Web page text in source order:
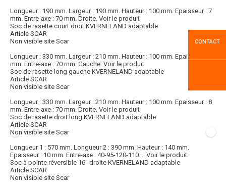
Longueur : 190 mm. Largeur : 190 mm. Hauteur : 100 mm. Epaisseur : 7
mm. Entre-axe : 70 mm. Droite. Voir le produit
Soc de rasette court droit KVERNELAND adaptable
Article SCAR
Non visible site Scar
Longueur : 330 mm. Largeur : 210 mm. Hauteur : 100 mm. Epaisseur : 8
mm. Entre-axe : 70 mm. Gauche. Voir le produit
Soc de rasette long gauche KVERNELAND adaptable
Article SCAR
Non visible site Scar
Longueur : 330 mm. Largeur : 210 mm. Hauteur : 100 mm. Epaisseur : 8
mm. Entre-axe : 70 mm. Droite. Voir le produit
Soc de rasette droit long KVERNELAND adaptable
Article SCAR
Non visible site Scar
Longueur 1 : 570 mm. Longueur 2 : 390 mm. Hauteur : 140 mm.
Epaisseur : 10 mm. Entre-axe : 40-95-120-110....
Voir le produit
Soc à pointe réversible 16'' droite KVERNELAND adaptable
Article SCAR
Non visible site Scar
CONTACT